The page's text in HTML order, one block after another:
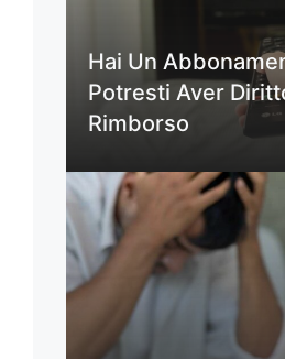
Hai Un
Potresti Aver
Rimborso